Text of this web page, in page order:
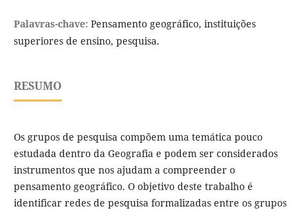
Palavras-chave: Pensamento geográfico, instituições
superiores de ensino, pesquisa.
RESUMO
Os grupos de pesquisa compõem uma temática pouco
estudada dentro da Geografia e podem ser considerados
instrumentos que nos ajudam a compreender o
pensamento geográfico. O objetivo deste trabalho é
identificar redes de pesquisa formalizadas entre os grupos